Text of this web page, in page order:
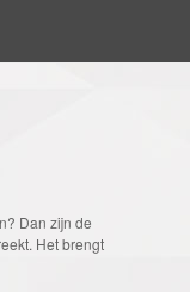
Dan zijn de
Het brengt